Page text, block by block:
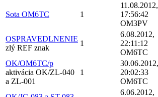
Sota OM6TC 1
11.08.2012,
17:56:42
OM3PV
OSPRAVEDLNENIE
zlý REF znak
1
6.08.2012,
22:11:12
OM6TC
OK/OM6TC/p
aktivácia OK/ZL-040
a ZL-001
1
30.06.2012,
20:02:33
OM6TC
6.06.2012,